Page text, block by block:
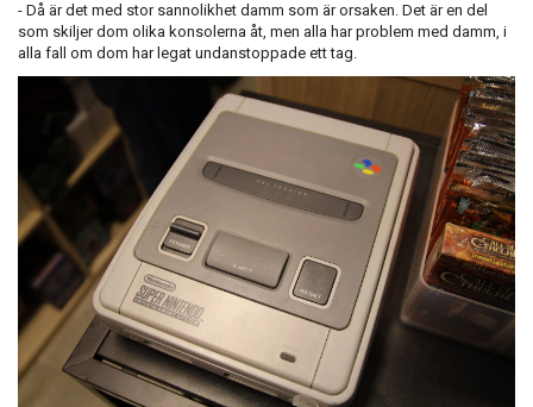
- Då är det med stor sannolikhet damm som är orsaken. Det är en del
som skiljer dom olika konsolerna åt, men alla har problem med damm, i
alla fall om dom har legat undanstoppade ett tag.